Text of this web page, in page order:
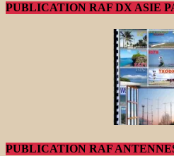
PUBLICATION RAF DX ASIE
PUBLICATION RAF